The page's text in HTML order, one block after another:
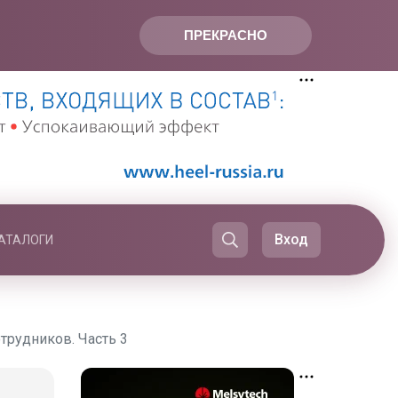
ПРЕКРАСНО
Вход
Часть 3